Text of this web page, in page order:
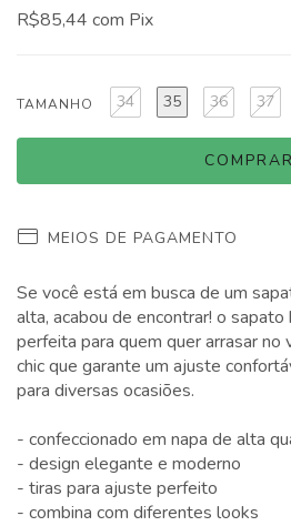
R$85,44 com Pix
TAMANHO 34 35 36 37
MEIOS DE PAGAMENTO
Se você está em busca de um
alta, acabou de encontrar! o sapato
perfeita para quem quer arrasar no
chic que garante um ajuste
para diversas ocasiões.
- confeccionado em napa de alta
- design elegante e moderno
- tiras para ajuste perfeito
- combina com diferentes looks